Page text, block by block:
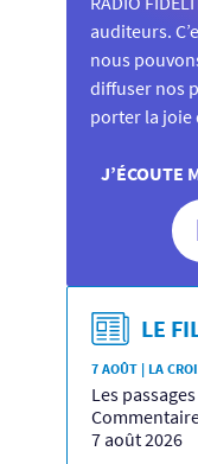
auditeurs.
nous
diffuser nos
porter la joie
J’ÉCOUTE
LE
7 AOÛT | LA
Les
7 août 2026